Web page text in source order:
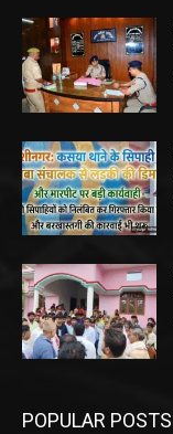
POPULAR POSTS